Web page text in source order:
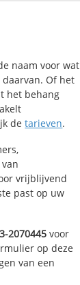
naam voor wat
Of het
het behang
detarieven.
vrijblijvend
past op uw
2070445 voor
op deze
van een